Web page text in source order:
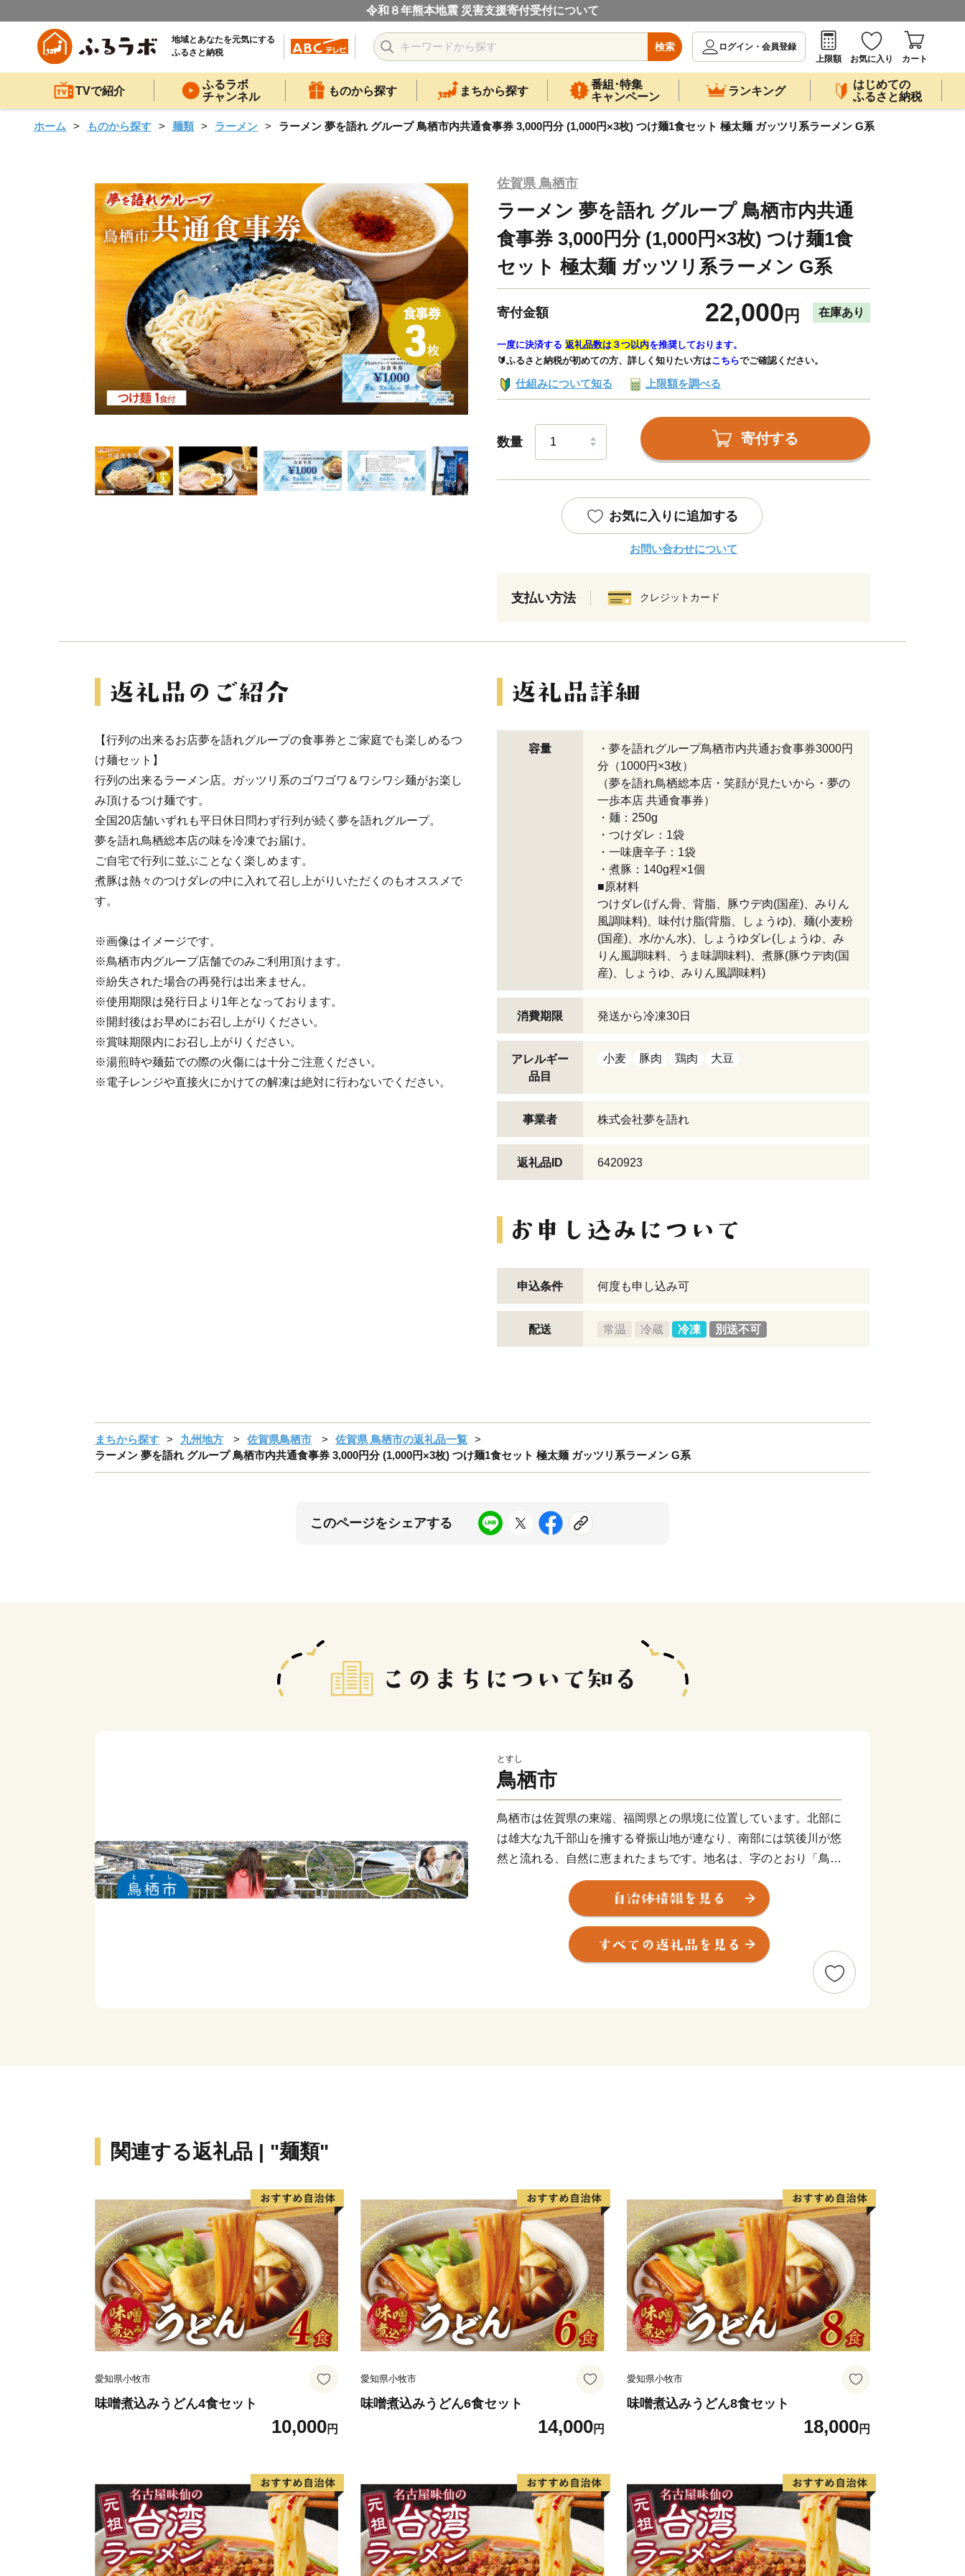
令和８年熊本地震 災害支援寄付受付について
地域とあなたを元気にする
ふるさと納税
検索
ログイン・会員登録
上限額
お気に入り カート
TVで紹介
ふるラボ
チャンネル
ものから探す まちから探す
番組･特集
キャンペーン
ランキング
はじめての
ふるさと納税
ホーム ものから探す 麺類 ラーメン ラーメン 夢を語れ グループ 鳥栖市内共通食事券 3,000円分 (1,000円×3枚) つけ麺1食セット 極太麺 ガッツリ系ラーメン G系
佐賀県 鳥栖市
ラーメン 夢を語れ グループ 鳥栖市内共通
食事券 3,000円分 (1,000円×3枚) つけ麺1食
セット 極太麺 ガッツリ系ラーメン G系
寄付金額 22,000 円 在庫あり
一度に決済する 返礼品数は３つ以内を推奨しております。
🔰ふるさと納税が初めての方、詳しく知りたい方はこちらでご確認ください。
仕組みについて知る 上限額を調べる
数量 寄付する
お気に入りに追加する
お問い合わせについて
支払い方法 クレジットカード
【行列の出来るお店夢を語れグループの食事券とご家庭でも楽しめるつ
け麺セット】
行列の出来るラーメン店。ガッツリ系のゴワゴワ＆ワシワシ麺がお楽し
み頂けるつけ麺です。
全国20店舗いずれも平日休日問わず行列が続く夢を語れグループ。
夢を語れ鳥栖総本店の味を冷凍でお届け。
ご自宅で行列に並ぶことなく楽しめます。
煮豚は熱々のつけダレの中に入れて召し上がりいただくのもオススメで
す。
※画像はイメージです。
※鳥栖市内グループ店舗でのみご利用頂けます。
※紛失された場合の再発行は出来ません。
※使用期限は発行日より1年となっております。
※開封後はお早めにお召し上がりください。
※賞味期限内にお召し上がりください。
※湯煎時や麺茹での際の火傷には十分ご注意ください。
※電子レンジや直接火にかけての解凍は絶対に行わないでください。
容量
・夢を語れグループ鳥栖市内共通お食事券3000円
分（1000円×3枚）
（夢を語れ鳥栖総本店・笑顔が見たいから・夢の
一歩本店 共通食事券）
・麺：250g
・つけダレ：1袋
・一味唐辛子：1袋
・煮豚：140g程×1個
■原材料
つけダレ(げん骨、背脂、豚ウデ肉(国産)、みりん
風調味料)、味付け脂(背脂、しょうゆ)、麺(小麦粉
(国産)、水/かん水)、しょうゆダレ(しょうゆ、み
りん風調味料、うま味調味料)、煮豚(豚ウデ肉(国
産)、しょうゆ、みりん風調味料)
消費期限 発送から冷凍30日
アレルギー
品目
小麦 豚肉 鶏肉 大豆
事業者 株式会社夢を語れ
返礼品ID 6420923
申込条件 何度も申し込み可
配送 常温 冷蔵 冷凍 別送不可
まちから探す 九州地方 佐賀県鳥栖市
佐賀県 鳥栖市の返礼品一覧
ラーメン 夢を語れ グループ 鳥栖市内共通食事券 3,000円分 (1,000円×3枚) つけ麺1食セット 極太麺 ガッツリ系ラーメン G系
このページをシェアする
とすし
鳥栖市
鳥栖市は佐賀県の東端、福岡県との県境に位置しています。北部に
は雄大な九千部山を擁する脊振山地が連なり、南部には筑後川が悠
然と流れる、自然に恵まれたまちです。地名は、字のとおり「鳥の
栖（すみか）」という意味で、市内全域でメジロやカササギなど多
くの野鳥を見ることができます。
また、鳥栖市は長崎街道が分岐する場所でしたので、古くから人・
モノ・文化が交わるまちです。九州の陸上交通の要衝という地理的
優位性を活かして、九州の物流の拠点として発展を遂げてきまし
関連する返礼品 | "麺類"
愛知県小牧市
味噌煮込みうどん4食セット
10,000円
愛知県小牧市
味噌煮込みうどん6食セット
14,000円
愛知県小牧市
味噌煮込みうどん8食セット
18,000円